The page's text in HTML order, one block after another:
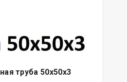
труба 50х50х3